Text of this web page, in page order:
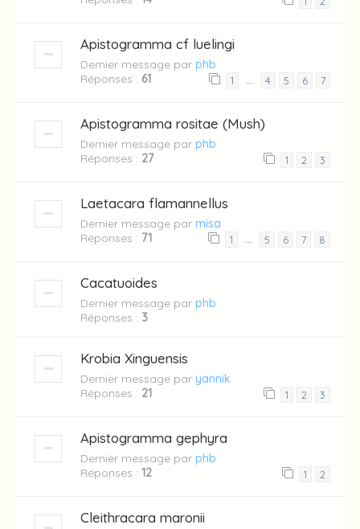
Apistogramma cf luelingi
Dernier message par phb
Réponses : 61 1 … 4 5 6 7
Apistogramma rositae (Mush)
Dernier message par phb
Réponses : 27 1 2 3
Laetacara flamannellus
Dernier message par misa
Réponses : 71 1 … 5 6 7 8
Cacatuoides
Dernier message par phb
Réponses : 3
Krobia Xinguensis
Dernier message par yannik
Réponses : 21 1 2 3
Apistogramma gephyra
Dernier message par phb
Réponses : 12 1 2
Cleithracara maronii